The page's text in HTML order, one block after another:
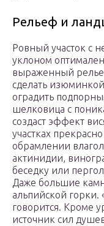
Рельеф и
Ровный участок с
уклоном
выраженный
сделать
оградить
шелковица с
создаст эффект
участках
обрамлении
актинидии,
беседку или
Даже большие
альпийской
говорится. Кроме
источник сил